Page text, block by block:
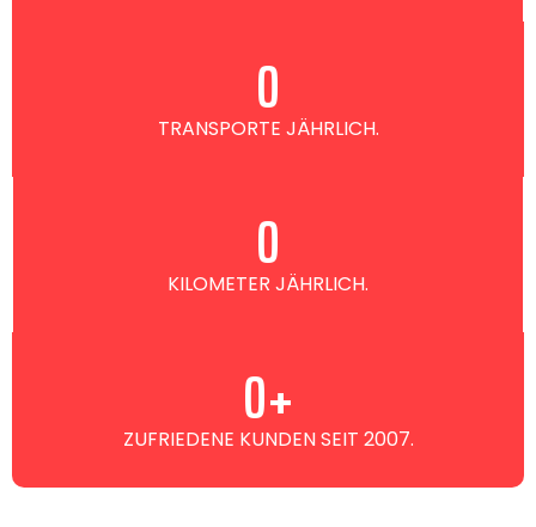
TRANSPORTE JÄHRLICH.
0
KILOMETER JÄHRLICH.
0
ZUFRIEDENE KUNDEN SEIT 2007.
0+